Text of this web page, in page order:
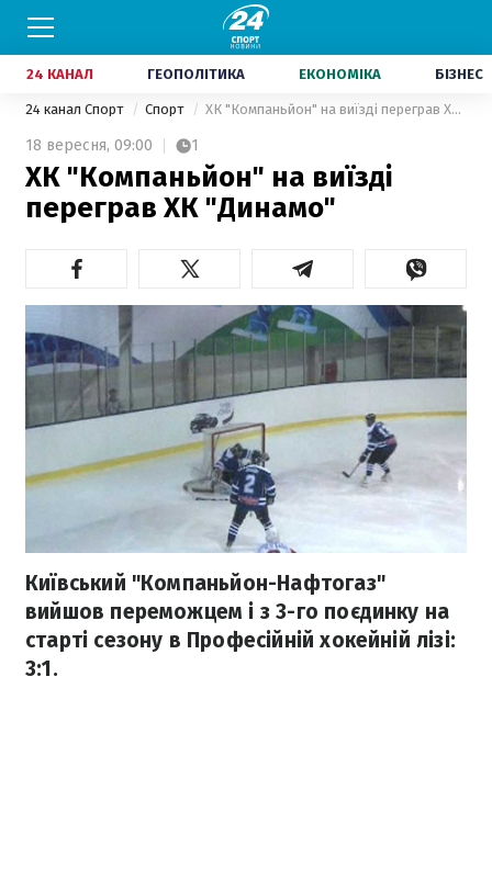
24 КАНАЛ ГЕОПОЛІТИКА ЕКОНОМІКА БІЗНЕС
24 канал Спорт Спорт ХК "Компаньйон" на виїзді переграв ХК "Динамо"
18 вересня, 09:00 1
ХК "Компаньйон" на виїзді
переграв ХК "Динамо"
Київський "Компаньйон-Нафтогаз"
вийшов переможцем і з 3-го поєдинку на
старті сезону в Професійній хокейній лізі:
3:1.